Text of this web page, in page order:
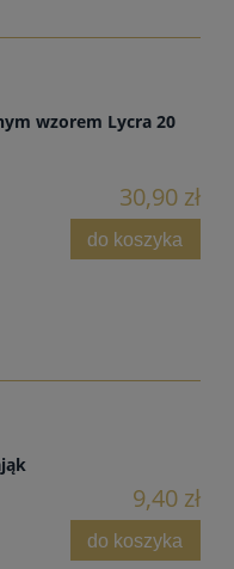
wzorem Lycra 20
30,90 zł
do koszyka
9,40 zł
do koszyka